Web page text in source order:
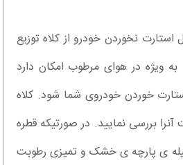
نخوردن خودرو از کلاه توزیع
ویژه در هوای مرطوب امکان دارد
خوردن خودروی شما شود. کلاه
بررسی نمایید. در صورتیکه قطره
ی پارچه ی خشک و تمیزی رطوبت